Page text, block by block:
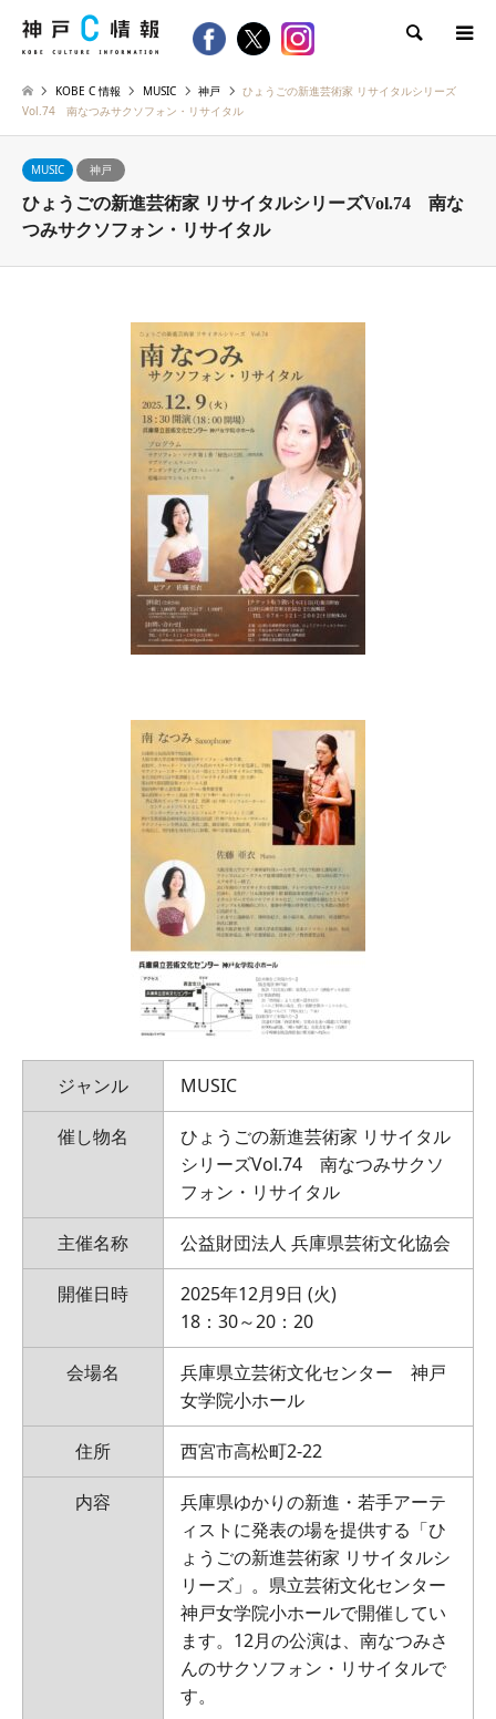
検索
KOBE C 情報 MUSIC 神戸
ひょうごの新進芸術家 リサイタルシリーズ
Vol.74 南なつみサクソフォン・リサイタル
MUSIC 神戸
ひょうごの新進芸術家 リサイタルシリーズVol.74 南な
つみサクソフォン・リサイタル
ジャンル MUSIC
催し物名
ひょうごの新進芸術家 リサイタル
シリーズVol.74 南なつみサクソ
フォン・リサイタル
主催名称 公益財団法人 兵庫県芸術文化協会
開催日時
2025年12月9日 (火)
18：30～20：20
会場名
兵庫県立芸術文化センター 神戸
女学院小ホール
住所 西宮市高松町2-22
内容
兵庫県ゆかりの新進・若手アーテ
ィストに発表の場を提供する「ひ
ょうごの新進芸術家 リサイタルシ
リーズ」。県立芸術文化センター
神戸女学院小ホールで開催してい
ます。12月の公演は、南なつみさ
んのサクソフォン・リサイタルで
す。